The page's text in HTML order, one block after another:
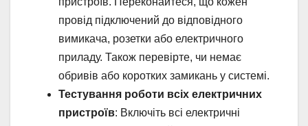
провід підключений до відповідного
вимикача, розетки або електричного
приладу. Також перевірте, чи немає
обривів або коротких замикань у системі.
Тестування роботи всіх електричних
пристроїв: Включіть всі електричні